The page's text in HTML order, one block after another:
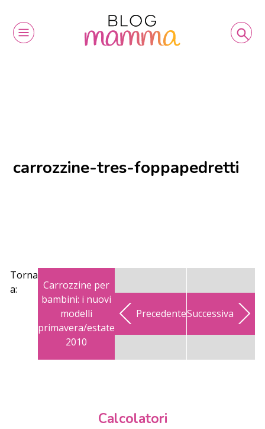
carrozzine-tres-foppapedretti
Torna
a:
Carrozzine per
bambini: i nuovi
modelli
primavera/estate
2010
PrecedenteSuccessiva
Calcolatori